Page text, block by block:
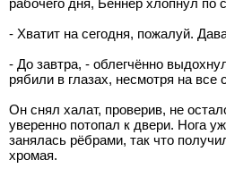
рабочего дня, Беннер хлопнул по
- Хватит на сегодня, пожалуй.
- До завтра, - облегчённо
рябили в глазах, несмотря на все
Он снял халат, проверив, не
уверенно потопал к двери. Нога
занялась рёбрами, так что
хромая.